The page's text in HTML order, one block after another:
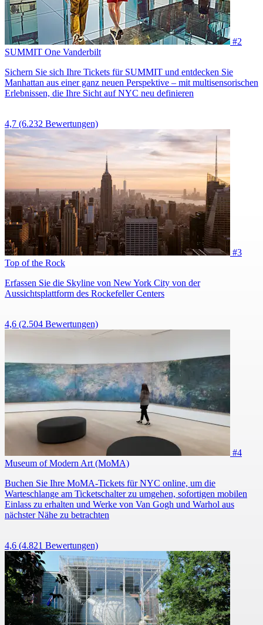
#2
SUMMIT One Vanderbilt
Sichern Sie sich Ihre Tickets für SUMMIT und entdecken Sie
Manhattan aus einer ganz neuen Perspektive – mit multisensorischen
Erlebnissen, die Ihre Sicht auf NYC neu definieren
4,7 (6.232 Bewertungen)
#3
Top of the Rock
Erfassen Sie die Skyline von New York City von der
Aussichtsplattform des Rockefeller Centers
4,6 (2.504 Bewertungen)
#4
Museum of Modern Art (MoMA)
Buchen Sie Ihre MoMA-Tickets für NYC online, um die
Warteschlange am Ticketschalter zu umgehen, sofortigen mobilen
Einlass zu erhalten und Werke von Van Gogh und Warhol aus
nächster Nähe zu betrachten
4,6 (4.821 Bewertungen)